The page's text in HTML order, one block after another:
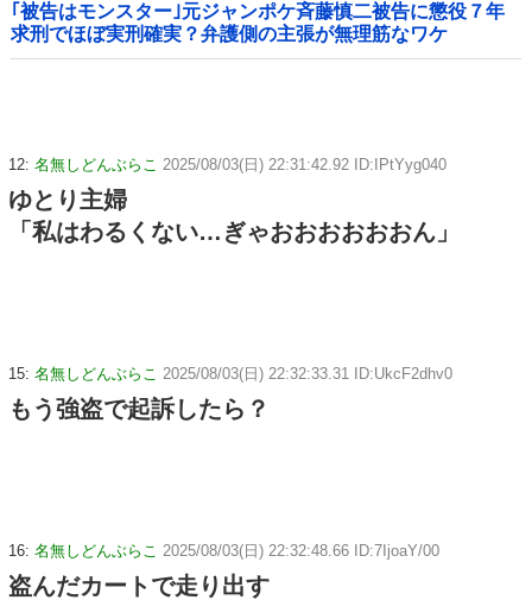
｢被告はモンスター｣元ジャンポケ斉藤慎二被告に懲役７年
求刑でほぼ実刑確実？弁護側の主張が無理筋なワケ
12: 名無しどんぶらこ 2025/08/03(日) 22:31:42.92 ID:IPtYyg040
ゆとり主婦
「私はわるくない…ぎゃおおおおおおん」
15: 名無しどんぶらこ 2025/08/03(日) 22:32:33.31 ID:UkcF2dhv0
もう強盗で起訴したら？
16: 名無しどんぶらこ 2025/08/03(日) 22:32:48.66 ID:7IjoaY/00
盗んだカートで走り出す